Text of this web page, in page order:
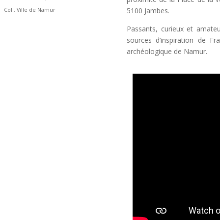
Coll. Ville de Namur
5100 Jambes.
Passants, curieux et
sources d’inspiration de
archéologique de Namur.